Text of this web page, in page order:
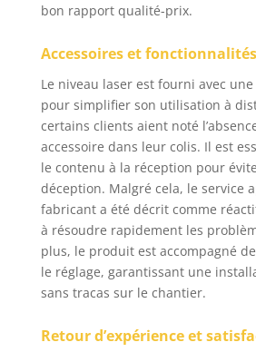
travaux
et
PLAGE
Utilisée
plage
niveau
placé à
pour
former
bon rapport qualité-prix.
Accessoires et fonctionnalités
Le niveau laser est fourni avec
pour simplifier son utilisation à
certains clients aient noté
accessoire dans leur colis. Il est
le contenu à la réception pour
déception. Malgré cela, le service
fabricant a été décrit comme
à résoudre rapidement les
plus, le produit est accompagné
le réglage, garantissant une
sans tracas sur le chantier.
Retour d’expérience et